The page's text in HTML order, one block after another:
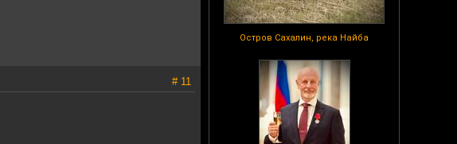
Остров Сахалин, река Найба
# 11